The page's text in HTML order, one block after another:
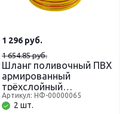
Шланг поливочный ПВХ
армированный
трёхслойный
«Акварель», 1/2 дюйма,
25 м2 шт.
Артикул: НФ-00000065
1 296 руб.
1 654.85 руб.